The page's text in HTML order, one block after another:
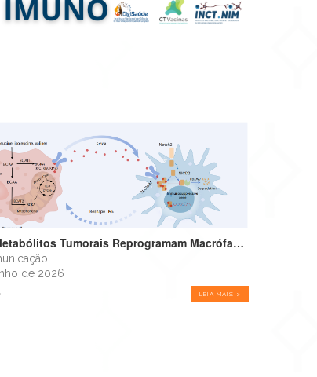
Como Metabólitos Tumorais Reprogramam Macrófagos e Favorecem o Crescimento Tumoral
de 2026
LEIA MAIS >